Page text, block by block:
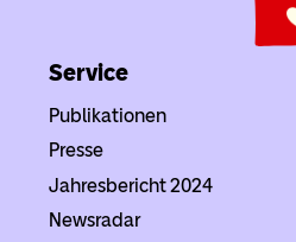
Service
Publikationen
Presse
Jahresbericht 2024
Newsradar